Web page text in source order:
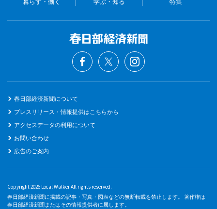
春日部経済新聞について
プレスリリース・情報提供はこちらから
アクセスデータの利用について
お問い合わせ
広告のご案内
Copyright 2026 Local Walker All rights reserved.
春日部経済新聞に掲載の記事・写真・図表などの無断転載を禁止します。 著作権は
春日部経済新聞またはその情報提供者に属します。